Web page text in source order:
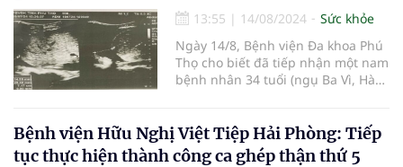
13:55 | 14/08/2024
Sức khỏe
Ngày 14/8, Bệnh viện Đa khoa Phú
Thọ cho biết đã tiếp nhận một nam
bệnh nhân 34 tuổi (ngụ Ba Vì, Hà
Bệnh viện Hữu Nghị Việt Tiệp Hải Phòng: Tiếp
tục thực hiện thành công ca ghép thận thứ 5